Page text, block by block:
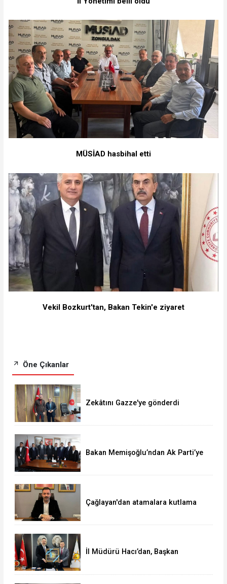
MÜSİAD hasbihal etti
Vekil Bozkurt'tan, Bakan Tekin'e ziyaret
Öne Çıkanlar
Zekâtını Gazze'ye gönderdi
Bakan Memişoğlu’ndan Ak Parti’ye
Çağlayan'dan atamalara kutlama
İl Müdürü Hacı’dan, Başkan